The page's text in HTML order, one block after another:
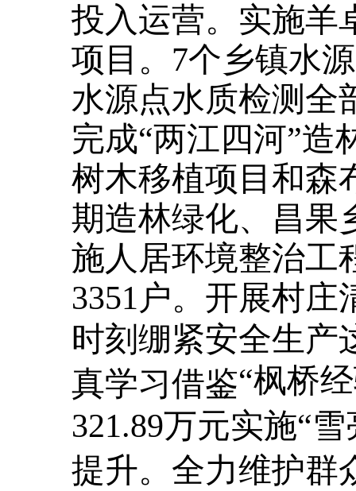
投入运营。实施羊
项目。7个乡镇水
水源点水质检测全
完成“两江四河”造
树木移植项目和森
期造林绿化、昌果
施人居环境整治工
3351户。开展村庄
时刻绷紧安全生产
真学习借鉴“枫桥
321.89万元实施“
提升。全力维护群